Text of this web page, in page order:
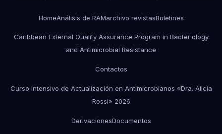
HomeAnálisis de RAMarchivo revistasBoletines
Caribbean External Quality Assurance Program in Bacteriology
and Antimicrobial Resistance
Contactos
Curso Intensivo de Actualización en Antimicrobianos «Dra. Alicia
Rossi» 2026
DerivacionesDocumentos